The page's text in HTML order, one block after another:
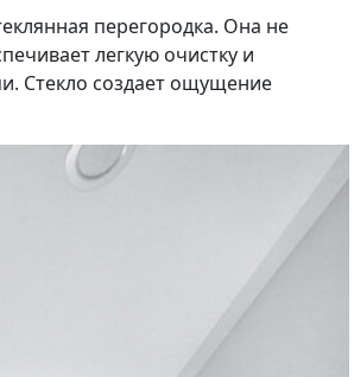
перегородка. Она не
легкую очистку и
Стекло создает ощущение